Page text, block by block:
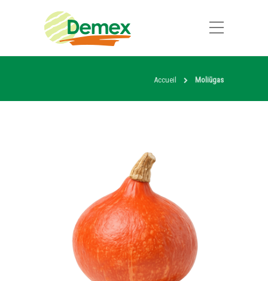
Accueil Moliūgas